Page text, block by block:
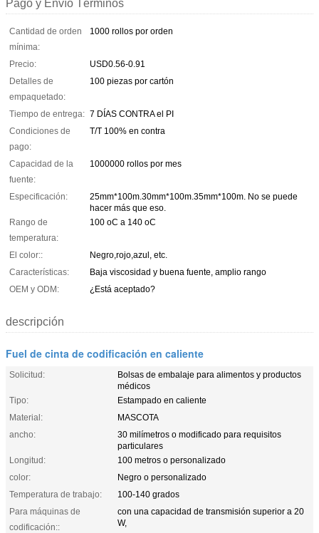
Pago y Envío Términos
Cantidad de orden
mínima:
1000 rollos por orden
Precio:
USD0.56-0.91
Detalles de
empaquetado:
100 piezas por cartón
Tiempo de entrega: 7 DÍAS CONTRA el PI
Condiciones de
pago:
T/T 100% en contra
Capacidad de la
fuente:
1000000 rollos por mes
Especificación:
25mm*100m.30mm*100m.35mm*100m. No se puede
hacer más que eso.
Rango de
temperatura:
100 oC a 140 oC
El color::
Negro,rojo,azul, etc.
Características:
Baja viscosidad y buena fuente, amplio rango
OEM y ODM:
¿Está aceptado?
descripción
Fuel de cinta de codificación en caliente
Solicitud:
Bolsas de embalaje para alimentos y productos
médicos
Tipo:
Estampado en caliente
Material:
MASCOTA
ancho:
30 milímetros o modificado para requisitos
particulares
Longitud:
100 metros o personalizado
color:
Negro o personalizado
Temperatura de trabajo:
100-140 grados
Para máquinas de
codificación::
con una capacidad de transmisión superior a 20
W,